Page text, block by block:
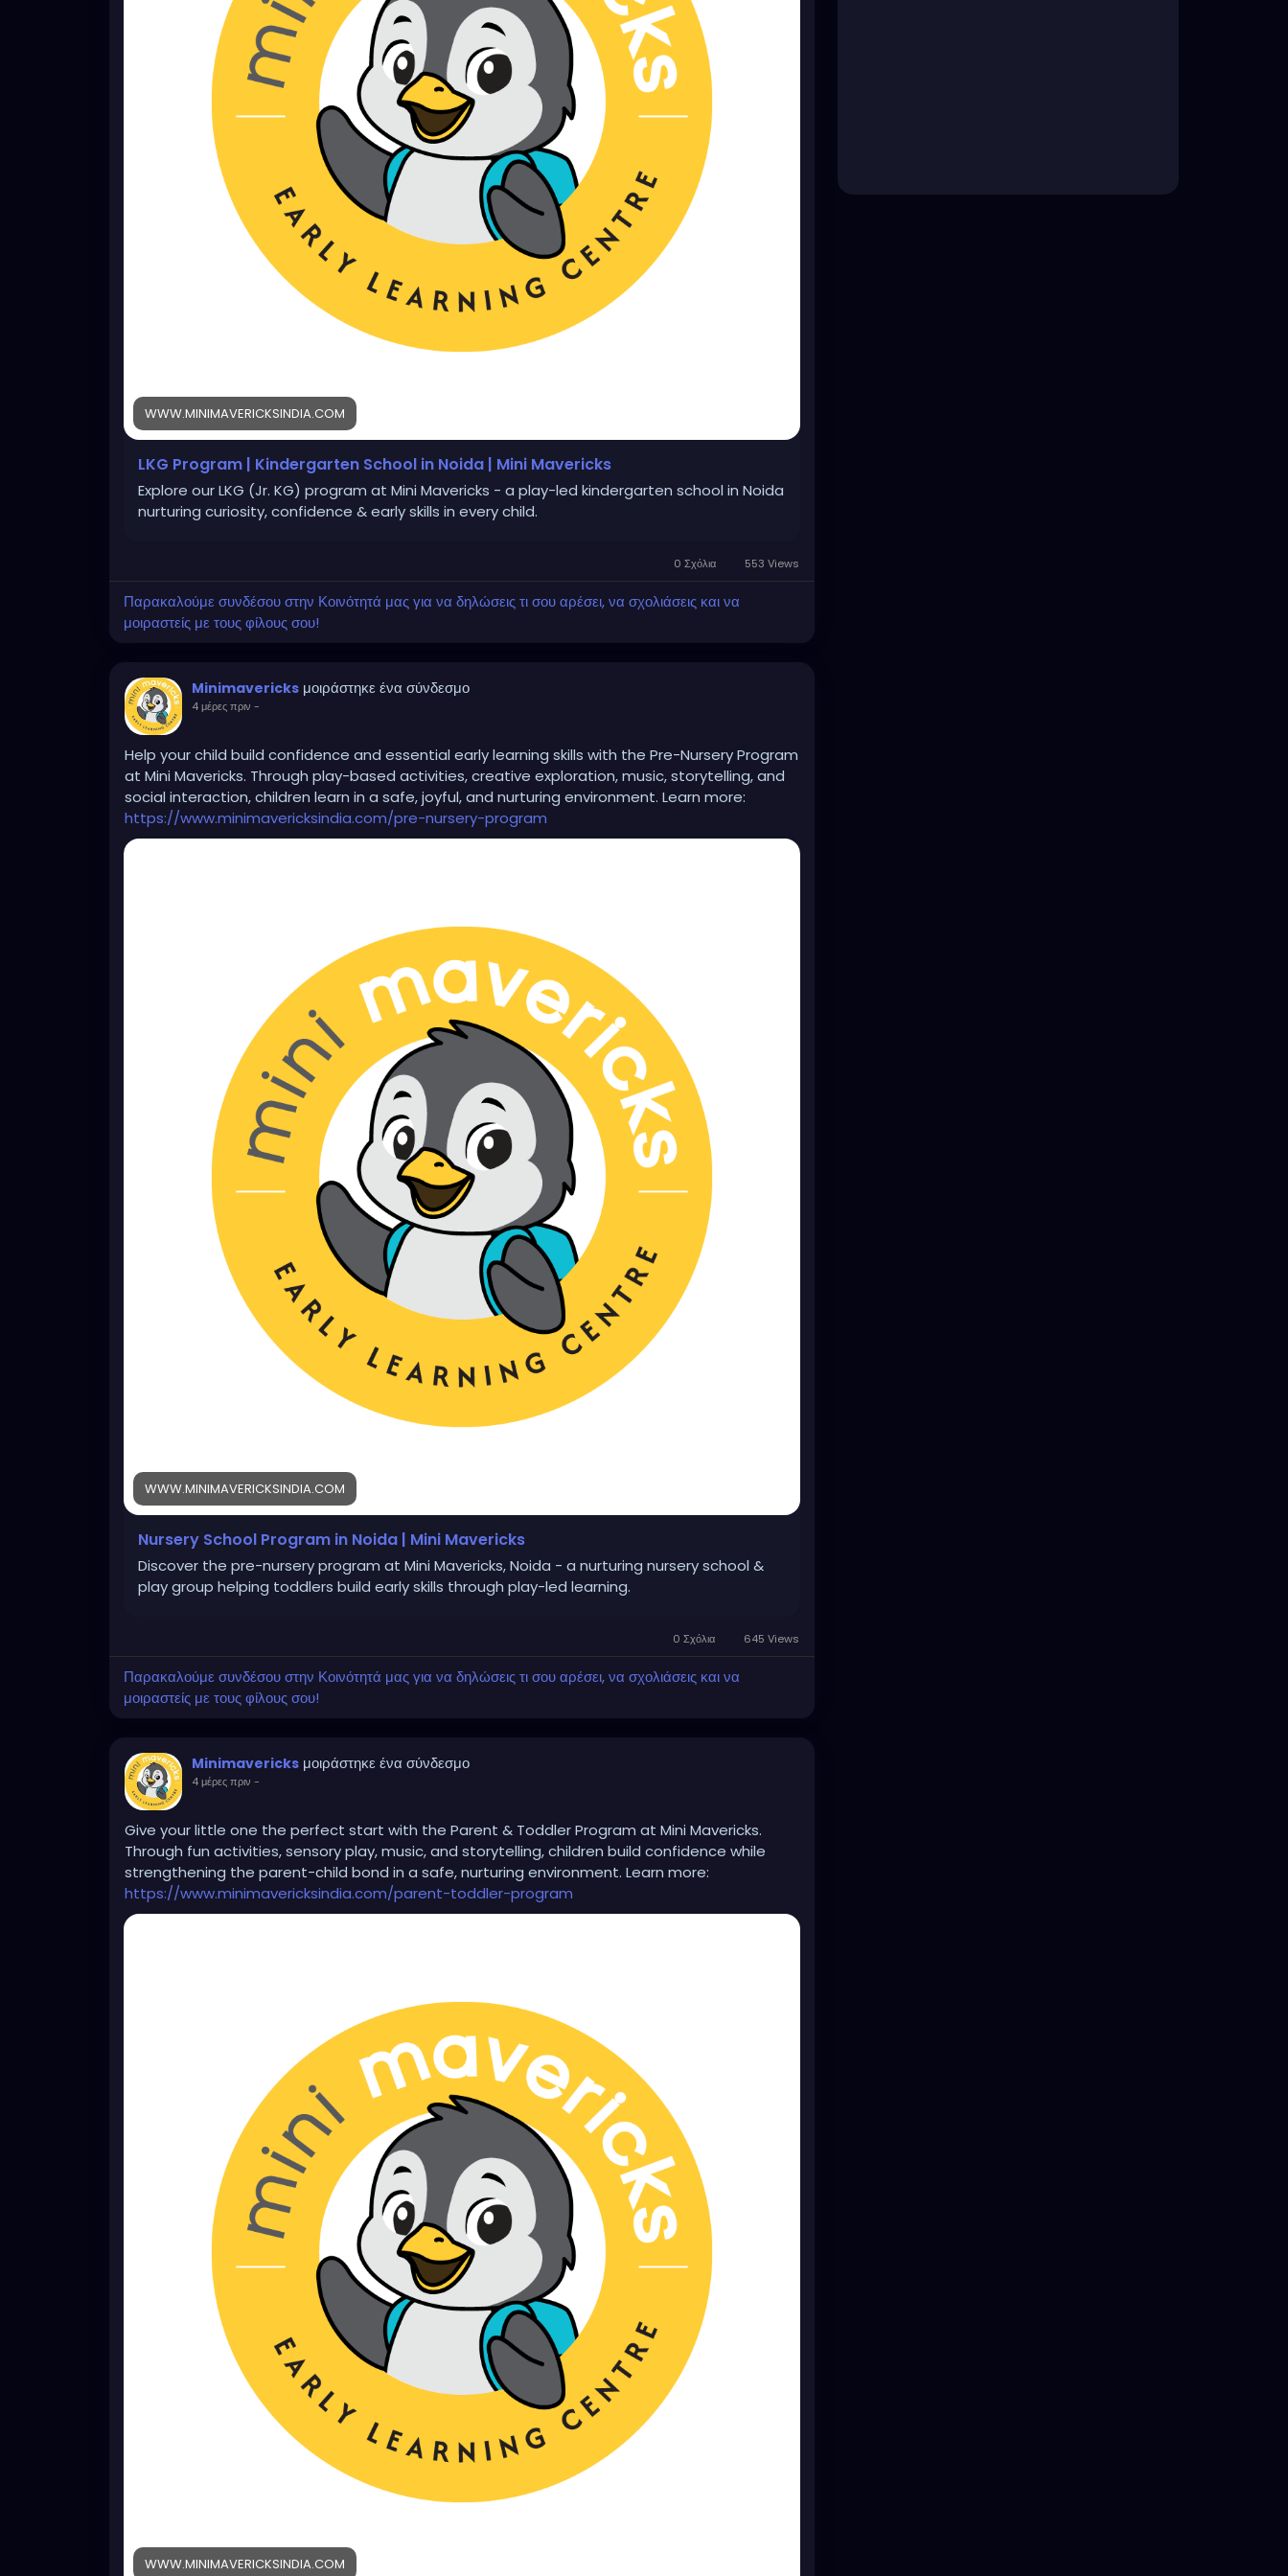
WWW.MINIMAVERICKSINDIA.COM
LKG Program | Kindergarten School in Noida | Mini Mavericks
Explore our LKG (Jr. KG) program at Mini Mavericks - a play-led kindergarten school in Noida
nurturing curiosity, confidence & early skills in every child.
0 Σχόλια 553 Views
Παρακαλούμε συνδέσου στην Κοινότητά μας για να δηλώσεις τι σου αρέσει, να σχολιάσεις και να
μοιραστείς με τους φίλους σου!
Minimavericks μοιράστηκε ένα σύνδεσμο
4 μέρες πριν -
Help your child build confidence and essential early learning skills with the Pre-Nursery Program
at Mini Mavericks. Through play-based activities, creative exploration, music, storytelling, and
social interaction, children learn in a safe, joyful, and nurturing environment. Learn more:
https://www.minimavericksindia.com/pre-nursery-program
WWW.MINIMAVERICKSINDIA.COM
Nursery School Program in Noida | Mini Mavericks
Discover the pre-nursery program at Mini Mavericks, Noida - a nurturing nursery school &
play group helping toddlers build early skills through play-led learning.
0 Σχόλια 645 Views
Παρακαλούμε συνδέσου στην Κοινότητά μας για να δηλώσεις τι σου αρέσει, να σχολιάσεις και να
μοιραστείς με τους φίλους σου!
Minimavericks μοιράστηκε ένα σύνδεσμο
4 μέρες πριν -
Give your little one the perfect start with the Parent & Toddler Program at Mini Mavericks.
Through fun activities, sensory play, music, and storytelling, children build confidence while
strengthening the parent-child bond in a safe, nurturing environment. Learn more:
https://www.minimavericksindia.com/parent-toddler-program
WWW.MINIMAVERICKSINDIA.COM